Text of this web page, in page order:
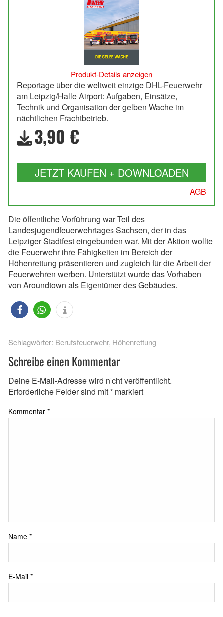
Produkt-Details anzeigen
Reportage über die weltweit einzige DHL-Feuerwehr
am Leipzig/Halle Airport: Aufgaben, Einsätze,
Technik und Organisation der gelben Wache im
nächtlichen Frachtbetrieb.
3,90 €
JETZT KAUFEN + DOWNLOADEN
AGB
Die öffentliche Vorführung war Teil des
Landesjugendfeuerwehrtages Sachsen, der in das
Leipziger Stadtfest eingebunden war. Mit der Aktion wollte
die Feuerwehr ihre Fähigkeiten im Bereich der
Höhenrettung präsentieren und zugleich für die Arbeit der
Feuerwehren werben. Unterstützt wurde das Vorhaben
von Aroundtown als Eigentümer des Gebäudes.
Schlagwörter: Berufsfeuerwehr, Höhenrettung
Schreibe einen Kommentar
Deine E-Mail-Adresse wird nicht veröffentlicht.
Erforderliche Felder sind mit* markiert
Kommentar *
Name *
E-Mail *